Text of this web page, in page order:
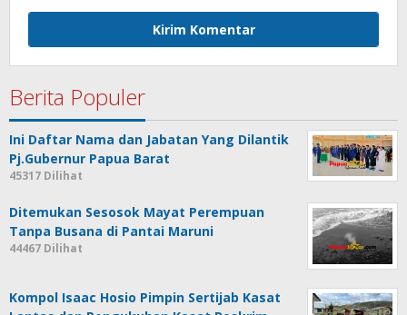
Berita Populer
Ini Daftar Nama dan Jabatan Yang Dilantik
Pj.Gubernur Papua Barat
45317 Dilihat
Ditemukan Sesosok Mayat Perempuan
Tanpa Busana di Pantai Maruni
44467 Dilihat
Kompol Isaac Hosio Pimpin Sertijab Kasat